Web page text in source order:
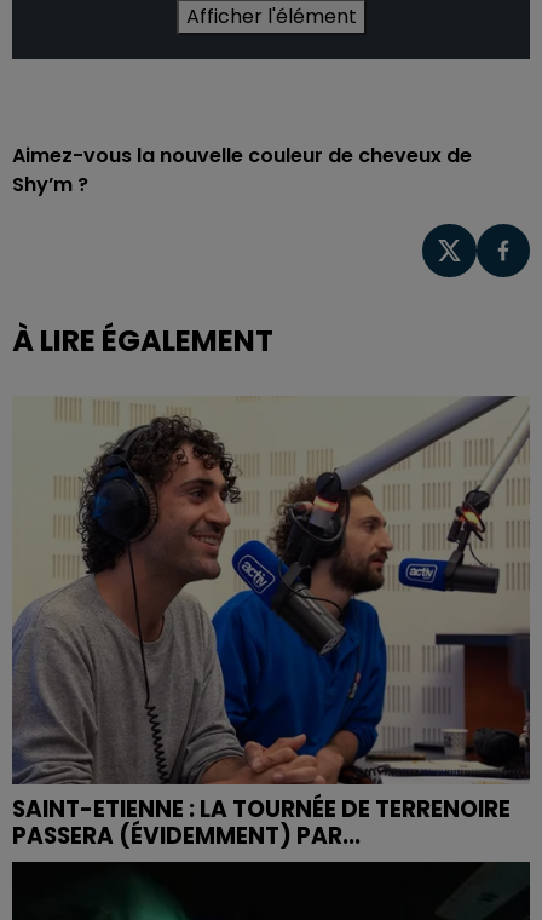
Afficher l'élément
Aimez-vous la nouvelle couleur de cheveux de
Shy’m ?
À LIRE ÉGALEMENT
SAINT-ETIENNE : LA TOURNÉE DE TERRENOIRE
PASSERA (ÉVIDEMMENT) PAR...